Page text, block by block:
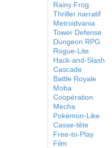
Rainy Frog
Thriller narratif
Metroidvania
Tower Defense
Dungeon RPG
Rogue-Lite
Hack-and-Slash
Cascade
Battle Royale
Moba
Coopération
Mecha
Pokémon-Like
Casse-tête
Free-to-Play
Film